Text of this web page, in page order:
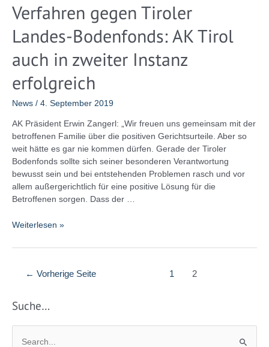
„persönlichen
Feiertag“
will,
muss
dies
noch
im
September
bekanntgeben
Verfahren gegen Tiroler
Landes-Bodenfonds: AK Tirol
auch in zweiter Instanz
erfolgreich
News / 4. September 2019
AK Präsident Erwin Zangerl: „Wir freuen uns gemeinsam mit der
betroffenen Familie über die positiven Gerichtsurteile. Aber so
weit hätte es gar nie kommen dürfen. Gerade der Tiroler
Bodenfonds sollte sich seiner besonderen Verantwortung
bewusst sein und bei entstehenden Problemen rasch und vor
allem außergerichtlich für eine positive Lösung für die
Betroffenen sorgen. Dass der …
Verfahren
Tiroler
Bodenfonds:
Tirol
auch
in
zweiter
Weiterlesen »
Beitragsnavigation
← Vorherige Seite 1 2
Suche…